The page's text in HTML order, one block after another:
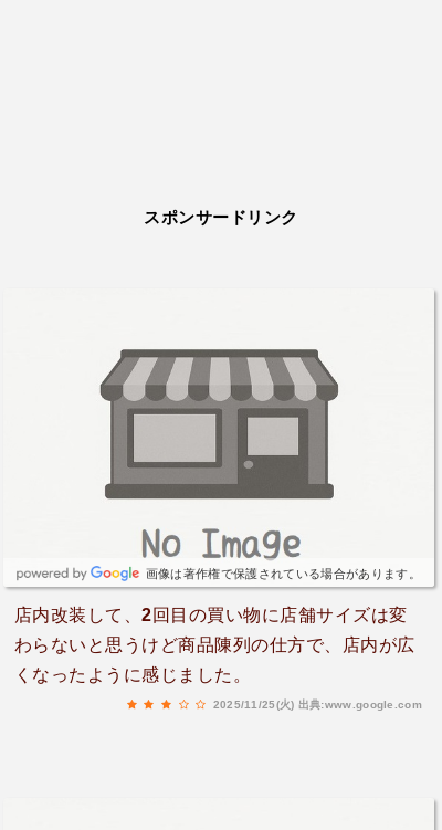
スポンサードリンク
画像は著作権で保護されている場合があります。
店内改装して、2回目の買い物に店舗サイズは変
わらないと思うけど商品陳列の仕方で、店内が広
くなったように感じました。
2025/11/25(火) 出典:www.google.com